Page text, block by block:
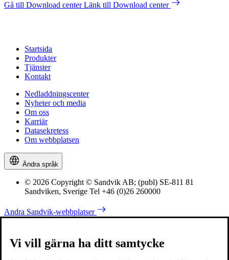
Gå till Download centerLänk till Download center
Startsida
Produkter
Tjänster
Kontakt
Nedladdningscenter
Nyheter och media
Om oss
Karriär
Datasekretess
Om webbplatsen
Ändra språk
© 2026 Copyright © Sandvik AB; (publ) SE-811 81
Sandviken, Sverige Tel +46 (0)26 260000
Andra Sandvik-webbplatser
Vi vill gärna ha ditt samtycke